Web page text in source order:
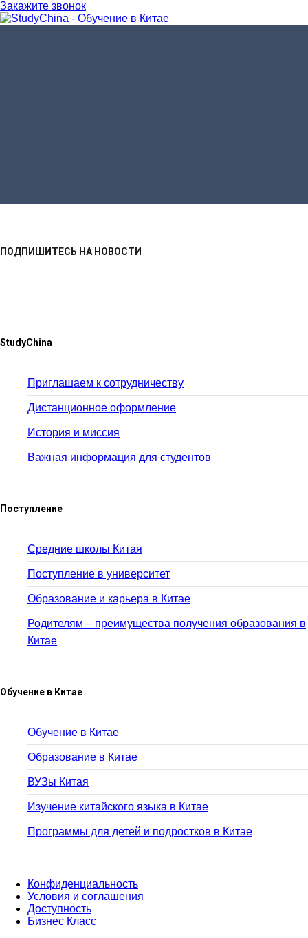
Закажите звонок
ПОДПИШИТЕСЬ НА НОВОСТИ
StudyChina
Приглашаем к сотрудничеству
Дистанционное оформление
История и миссия
Важная информация для студентов
Поступление
Средние школы Китая
Поступление в университет
Образование и карьера в Китае
Родителям – преимущества получения образования в
Китае
Обучение в Китае
Обучение в Китае
Образование в Китае
ВУЗы Китая
Изучение китайского языка в Китае
Программы для детей и подростков в Китае
Конфиденциальность
Условия и соглашения
Доступность
Бизнес Класс